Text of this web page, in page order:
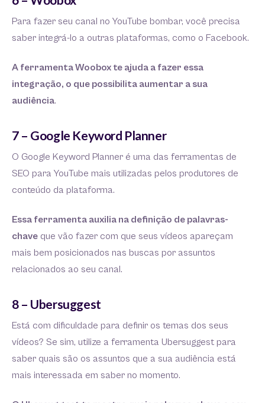
Para fazer seu canal no YouTube bombar, você precisa
saber integrá-lo a outras plataformas, como o Facebook.
A ferramenta Woobox te ajuda a fazer essa
integração, o que possibilita aumentar a sua
audiência.
7 – Google Keyword Planner
O Google Keyword Planner é uma das ferramentas de
SEO para YouTube mais utilizadas pelos produtores de
conteúdo da plataforma.
Essa ferramenta auxilia na definição de palavras-
chave que vão fazer com que seus vídeos apareçam
mais bem posicionados nas buscas por assuntos
relacionados ao seu canal.
8 – Ubersuggest
Está com dificuldade para definir os temas dos seus
vídeos? Se sim, utilize a ferramenta Ubersuggest para
saber quais são os assuntos que a sua audiência está
mais interessada em saber no momento.